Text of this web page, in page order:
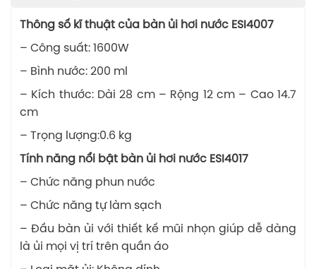
Thông số kĩ thuật của bàn ủi hơi nước ESI4007
– Công suất: 1600W
– Bình nước: 200 ml
– Kích thước: Dài 28 cm – Rộng 12 cm – Cao 14.7
cm
– Trọng lượng:0.6 kg
Tính năng nổi bật bàn ủi hơi nước ESI4017
– Chức năng phun nước
– Chức năng tự làm sạch
– Đầu bàn ủi với thiết kế mũi nhọn giúp dễ dàng
là ủi mọi vị trí trên quần áo